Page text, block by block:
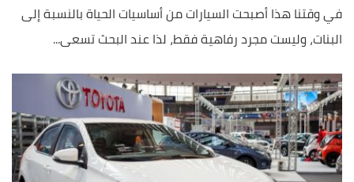
في وقتنا هذا أصبحت السيارات من أساسيات الحياة بالنسبة إلى
البنات، وليست مجرد رفاهية فقط، لذا عند البحث تسعى...